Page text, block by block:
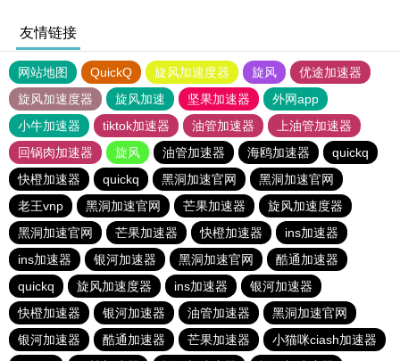
友情链接
网站地图 QuickQ 旋风加速度器 旋风
优途加速器
旋风加速度器
旋风加速 坚果加速器
外网app
小牛加速器
tiktok加速器 油管加速器
上油管加速器
回锅肉加速器
旋风 油管加速器 海鸥加速器
quickq
快橙加速器
quickq 黑洞加速官网
黑洞加速官网
老王vnp
黑洞加速官网 芒果加速器
旋风加速度器
黑洞加速官网
芒果加速器 快橙加速器
ins加速器
ins加速器
银河加速器 黑洞加速官网
酷通加速器
quickq
旋风加速度器 ins加速器
银河加速器
快橙加速器
银河加速器 油管加速器
黑洞加速官网
银河加速器
酷通加速器 芒果加速器
小猫咪ciash加速器